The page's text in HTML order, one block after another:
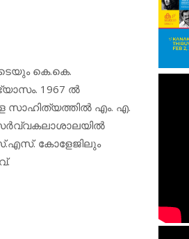
കെ.കെ.
1967 ല്‍
സാഹിത്യത്തില്‍ എം. എ.
കോളേജിലും